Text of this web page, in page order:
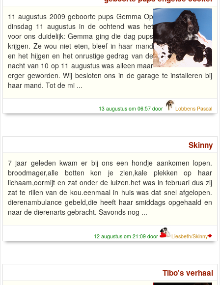
11 augustus 2009 geboorte pups Gemma Op
dinsdag 11 augustus in de ochtend was het
voor ons duidelijk: Gemma ging die dag pups
krijgen. Ze wou niet eten, bleef in haar mand
en het hijgen en het onrustige gedrag van de
nacht van 10 op 11 augustus was alleen maar
erger geworden. Wij besloten ons in de garage te installeren bij
haar mand. Tot de mi ...
13 augustus om 06:57 door Lobbens Pascal
Skinny
7 jaar geleden kwam er bij ons een hondje aankomen lopen.
broodmager,alle botten kon je zien,kale plekken op haar
lichaam,oormijt en zat onder de luizen.het was in februari dus zij
zat te rillen van de kou.eenmaal in huis was dat snel afgelopen.
dierenambulance gebeld,die heeft haar smiddags opgehaald en
naar de dierenarts gebracht. Savonds nog ...
12 augustus om 21:09 door Liesbeth/Skinny
Tibo's verhaal